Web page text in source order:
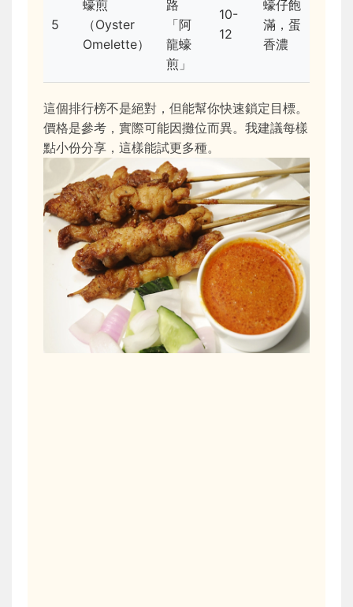
5
蠔煎
（Oyster
Omelette）
路
「阿
龍蠔
煎」
10-
12
蠔仔飽
滿，蛋
香濃
這個排行榜不是絕對，但能幫你快速鎖定目標。
價格是參考，實際可能因攤位而異。我建議每樣
點小份分享，這樣能試更多種。